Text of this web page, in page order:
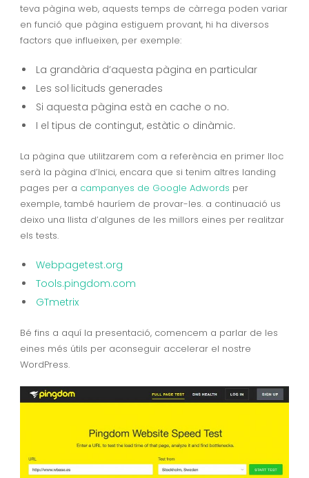
teva pàgina web, aquests temps de càrrega poden variar
en funció que pàgina estiguem provant, hi ha diversos
factors que influeixen, per exemple:
La grandària d’aquesta pàgina en particular
Les sol·licituds generades
Si aquesta pàgina està en cache o no.
I el tipus de contingut, estàtic o dinàmic.
La pàgina que utilitzarem com a referència en primer lloc
serà la pàgina d’Inici, encara que si tenim altres landing
pages per a campanyes de Google Adwords per
exemple, també hauríem de provar-les. a continuació us
deixo una llista d’algunes de les millors eines per realitzar
els tests.
Webpagetest.org
Tools.pingdom.com
GTmetrix
Bé fins a aquí la presentació, comencem a parlar de les
eines més útils per aconseguir accelerar el nostre
WordPress.